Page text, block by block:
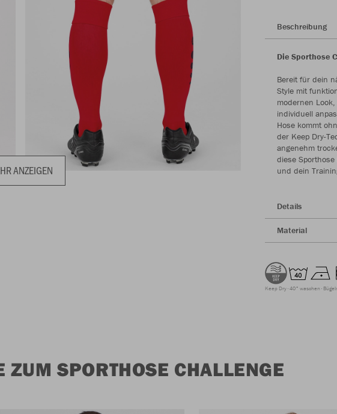
ANZEIGEN
Beschreibung
Die Sporthose
Bereit für dein
Style mit
modernen
individuell
Hose kommt
der Keep Dry-
angenehm
diese
und dein
Details
Material
Keep Dry 40° waschen
ZUM SPORTHOSE CHALLENGE